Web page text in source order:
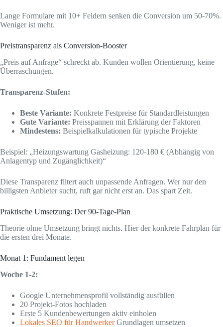
Lange Formulare mit 10+ Feldern senken die Conversion um 50-70%.
Weniger ist mehr.
Preistransparenz als Conversion-Booster
„Preis auf Anfrage“ schreckt ab. Kunden wollen Orientierung, keine
Überraschungen.
Transparenz-Stufen:
Beste Variante: Konkrete Festpreise für Standardleistungen
Gute Variante: Preisspannen mit Erklärung der Faktoren
Mindestens: Beispielkalkulationen für typische Projekte
Beispiel: „Heizungswartung Gasheizung: 120-180 € (Abhängig von
Anlagentyp und Zugänglichkeit)“
Diese Transparenz filtert auch unpassende Anfragen. Wer nur den
billigsten Anbieter sucht, ruft gar nicht erst an. Das spart Zeit.
Praktische Umsetzung: Der 90-Tage-Plan
Theorie ohne Umsetzung bringt nichts. Hier der konkrete Fahrplan für
die ersten drei Monate.
Monat 1: Fundament legen
Woche 1-2:
Google Unternehmensprofil vollständig ausfüllen
20 Projekt-Fotos hochladen
Erste 5 Kundenbewertungen aktiv einholen
Lokales SEO für HandwerkerGrundlagen umsetzen